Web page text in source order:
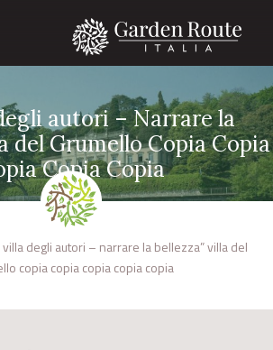
autori – Narrare la
del Grumello Copia Copia
Copia Copia
villa degli autori – narrare la bellezza” villa del
copia copia copia copia copia